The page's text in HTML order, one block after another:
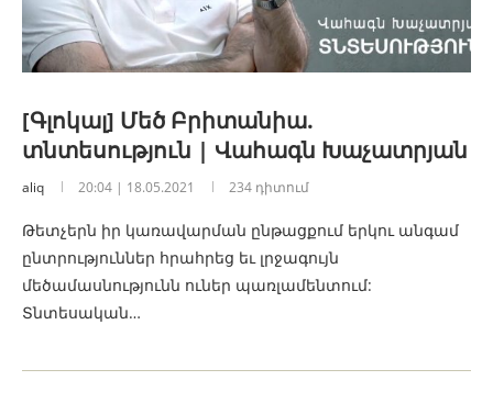
[Գլոկալ] Մեծ Բրիտանիա.
տնտեսություն | Վահագն Խաչատրյան
aliq 20:04 | 18.05.2021 234 դիտում
Թետչերն իր կառավարման ընթացքում երկու անգամ
ընտրություններ հրահրեց եւ լրջագույն
մեծամասնությունն ուներ պառլամենտում:
Տնտեսական…